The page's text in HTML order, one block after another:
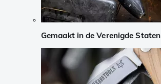
Gemaakt in de Verenigde Staten